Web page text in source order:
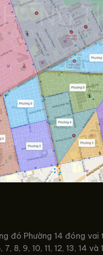
đó Phường 14 đóng
8, 9, 10, 11, 12, 13, 14 và